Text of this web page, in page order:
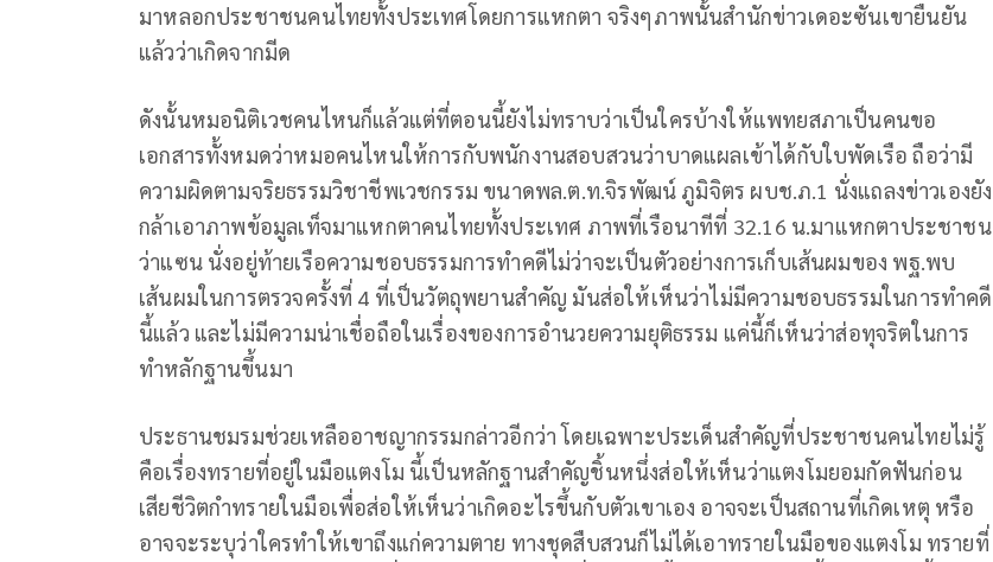
มาหลอกประชาชนคนไทยทั้งประเทศโดยการแหกตา จริงๆภาพนั้นสำนักข่าวเดอะซันเขายืนยัน
แล้วว่าเกิดจากมีด
ดังนั้นหมอนิติเวชคนไหนก็แล้วแต่ที่ตอนนี้ยังไม่ทราบว่าเป็นใครบ้างให้แพทยสภาเป็นคนขอ
เอกสารทั้งหมดว่าหมอคนไหนให้การกับพนักงานสอบสวนว่าบาดแผลเข้าได้กับใบพัดเรือ ถือว่ามี
ความผิดตามจริยธรรมวิชาชีพเวชกรรม ขนาดพล.ต.ท.จิรพัฒน์ ภูมิจิตร ผบช.ภ.1 นั่งแถลงข่าวเองยัง
กล้าเอาภาพข้อมูลเท็จมาแหกตาคนไทยทั้งประเทศ ภาพที่เรือนาทีที่ 32.16 น.มาแหกตาประชาชน
ว่าแซน นั่งอยู่ท้ายเรือความชอบธรรมการทำคดีไม่ว่าจะเป็นตัวอย่างการเก็บเส้นผมของ พฐ.พบ
เส้นผมในการตรวจครั้งที่ 4 ที่เป็นวัตถุพยานสำคัญ มันส่อให้เห็นว่าไม่มีความชอบธรรมในการทำคดี
นี้แล้ว และไม่มีความน่าเชื่อถือในเรื่องของการอำนวยความยุติธรรม แค่นี้ก็เห็นว่าส่อทุจริตในการ
ทำหลักฐานขึ้นมา
ประธานชมรมช่วยเหลืออาชญากรรมกล่าวอีกว่า โดยเฉพาะประเด็นสำคัญที่ประชาชนคนไทยไม่รู้
คือเรื่องทรายที่อยู่ในมือแตงโม นี้เป็นหลักฐานสำคัญชิ้นหนึ่งส่อให้เห็นว่าแตงโมยอมกัดฟันก่อน
เสียชีวิตกำทรายในมือเพื่อส่อให้เห็นว่าเกิดอะไรขึ้นกับตัวเขาเอง อาจจะเป็นสถานที่เกิดเหตุ หรือ
อาจจะระบุว่าใครทำให้เขาถึงแก่ความตาย ทางชุดสืบสวนก็ไม่ได้เอาทรายในมือของแตงโม ทรายที่